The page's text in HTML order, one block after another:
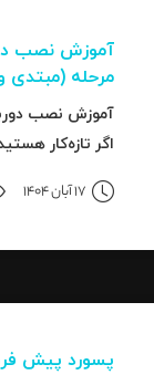
آموزش نصب
مرحله (مبتدی
آموزش نصب
اگر تازه‌کار
دقیق‌تری را
17 آبان 1404
پسورد پیش